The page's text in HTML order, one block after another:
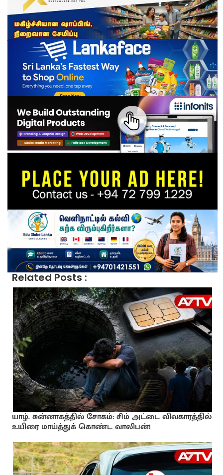
Related Posts :
யாழ். சுன்னாகத்தில் சோகம்: சிம் அட்டை விவகாரத்தில்
உயிரை மாய்த்துக் கொண்ட வாலிபன்!